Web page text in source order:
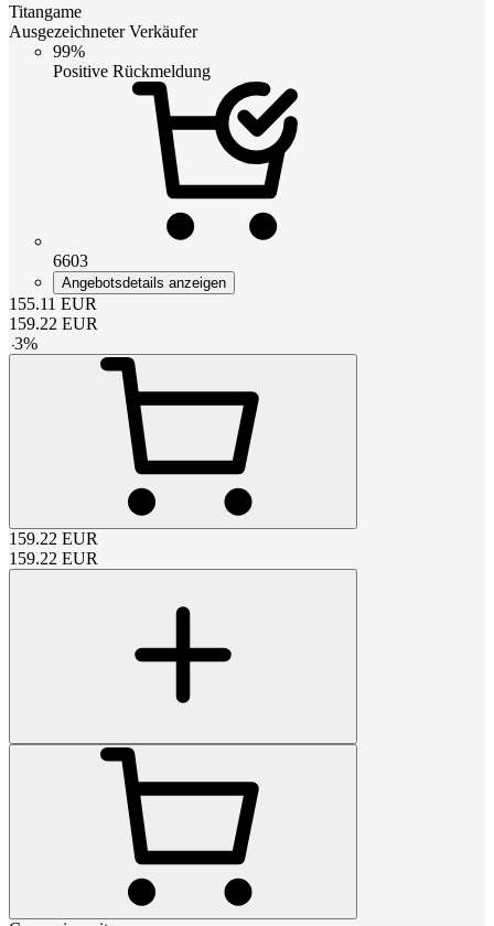
Titangame
Ausgezeichneter Verkäufer
99%
Positive Rückmeldung
6603
Angebotsdetails anzeigen
155.11 EUR
159.22 EUR
-3%
159.22 EUR
159.22 EUR